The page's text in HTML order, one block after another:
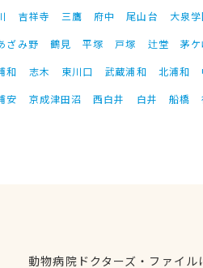
吉祥寺 三鷹 府中 尾山台 大泉
ざみ野 鶴見 平塚 戸塚 辻堂 茅
和 志木 東川口 武蔵浦和 北浦和
安 京成津田沼 西白井 白井 船橋
動物病院ドクターズ・ファイ